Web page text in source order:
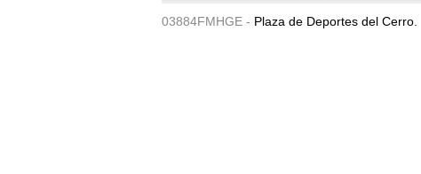
03884FMHGE - Plaza de Deportes del Cerro.